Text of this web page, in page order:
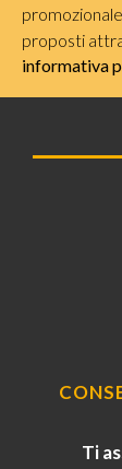
proposti
informativa
Ti